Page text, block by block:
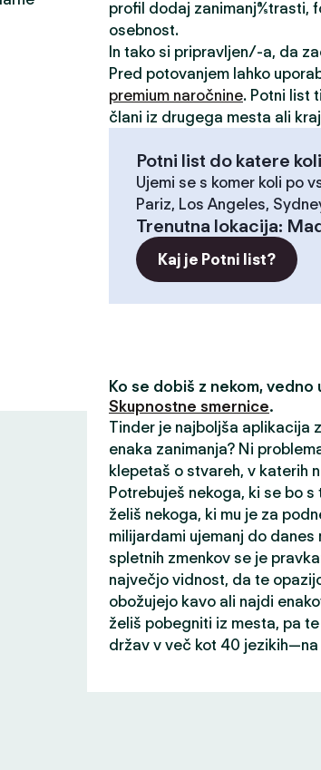
profil dodaj zanimanja/
osebnost.
In tako si pripravljen/-a, da
Pred potovanjem lahko
premium naročnine. Potni list
člani iz drugega mesta ali
Potni list do katere
Ujemi se s komer koli po
Pariz, Los Angeles,
Trenutna lokacija:
Kaj je Potni list?
Ko se dobiš z nekom, vedno
Skupnostne smernice.
Tinder je najboljša aplikacija
enaka zanimanja? Ni
klepetaš o stvareh, v katerih
Potrebuješ nekoga, ki se bo
želiš nekoga, ki mu je za
milijardami ujemanj do
spletnih zmenkov se je
največjo vidnost, da te
obožujejo kavo ali najdi
želiš pobegniti iz mesta, pa
držav v več kot 40